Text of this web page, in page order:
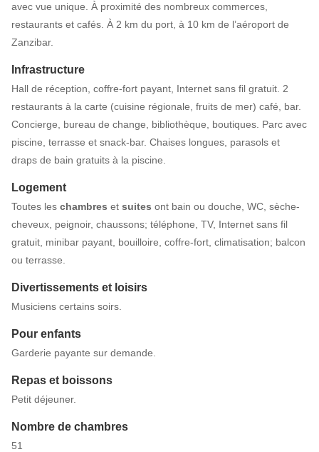
avec vue unique. À proximité des nombreux commerces,
restaurants et cafés. À 2 km du port, à 10 km de l’aéroport de
Zanzibar.
Infrastructure
Hall de réception, coffre-fort payant, Internet sans fil gratuit. 2
restaurants à la carte (cuisine régionale, fruits de mer) café, bar.
Concierge, bureau de change, bibliothèque, boutiques. Parc avec
piscine, terrasse et snack-bar. Chaises longues, parasols et
draps de bain gratuits à la piscine.
Logement
Toutes les chambres et suites ont bain ou douche, WC, sèche-
cheveux, peignoir, chaussons; téléphone, TV, Internet sans fil
gratuit, minibar payant, bouilloire, coffre-fort, climatisation; balcon
ou terrasse.
Divertissements et loisirs
Musiciens certains soirs.
Pour enfants
Garderie payante sur demande.
Repas et boissons
Petit déjeuner.
Nombre de chambres
51